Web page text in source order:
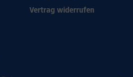
Vertrag widerrufen